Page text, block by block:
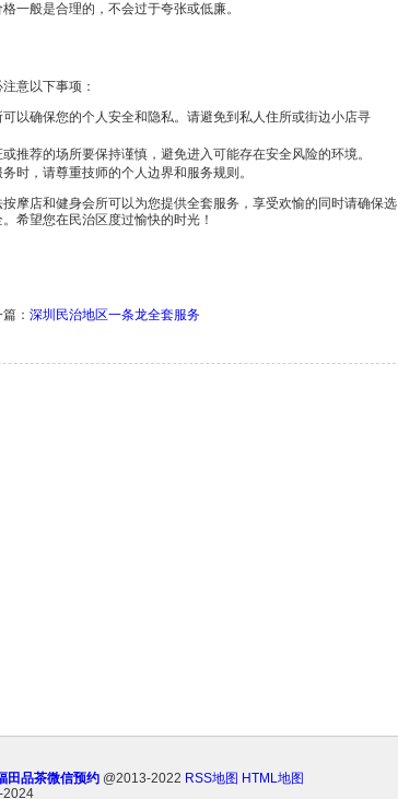
一般是合理的，不会过于夸张或低廉。
意以下事项：
以确保您的个人安全和隐私。请避免到私人住所或街边小店寻
推荐的场所要保持谨慎，避免进入可能存在安全风险的环境。
时，请尊重技师的个人边界和服务规则。
摩店和健身会所可以为您提供全套服务，享受欢愉的同时请确保选
希望您在民治区度过愉快的时光！
： 深圳民治地区一条龙全套服务
田品茶微信预约 @2013-2022 RSS地图 HTML地图